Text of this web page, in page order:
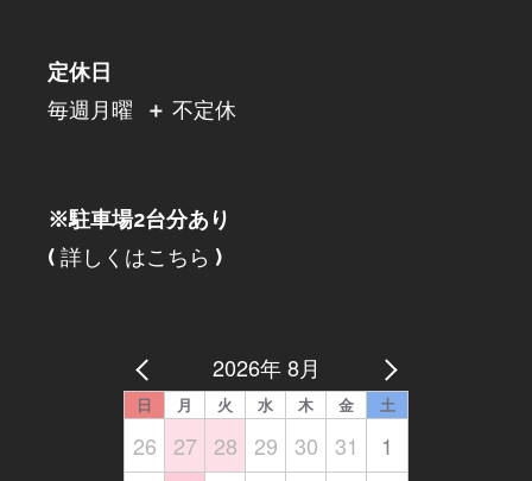
定休日
毎週月曜
＋ 不定休
※駐車場2台分あり
( 詳しくはこちら )
2026年 8月
日 月 火 水 木 金 土
26 27 28 29 30 31
1